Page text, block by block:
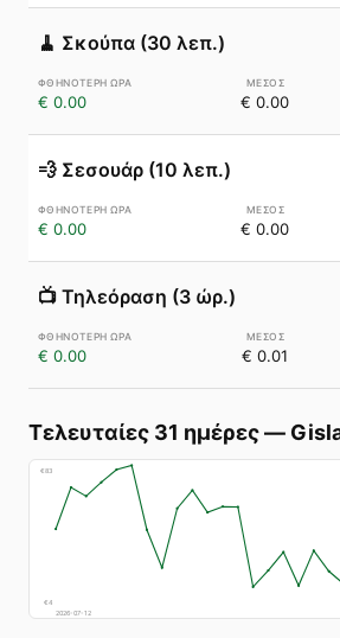
🧹 Σκούπα (30 λεπ.)
€ 0.00 € 0.00
💨 Σεσουάρ (10 λεπ.)
€ 0.00 € 0.00
📺 Τηλεόραση (3 ώρ.)
€ 0.00 € 0.01
Τελευταίες 31 ημέρες—
€83
€4
2026-07-12